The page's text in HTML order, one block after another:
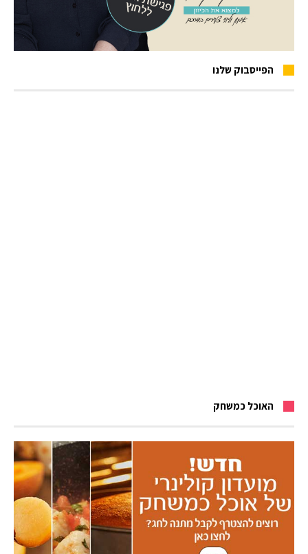
הפייסבוק שלנו
האוכל כמשחק